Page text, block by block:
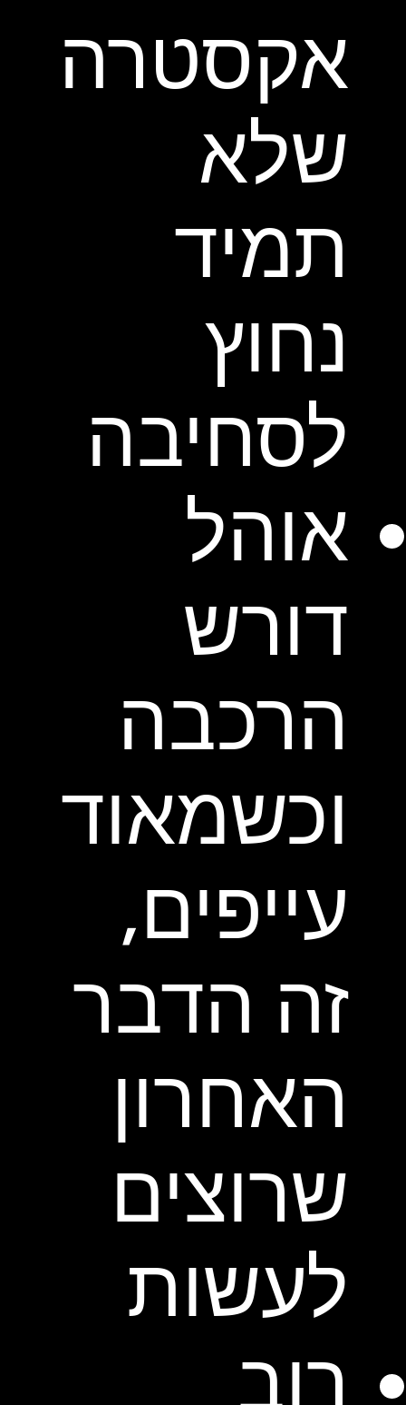
אקסטרה
שלא
תמיד
נחוץ
לסחיבה
אוהל
דורש
הרכבה
וכשמאוד
עייפים,
זה הדבר
האחרון
שרוצים
לעשות
רוב